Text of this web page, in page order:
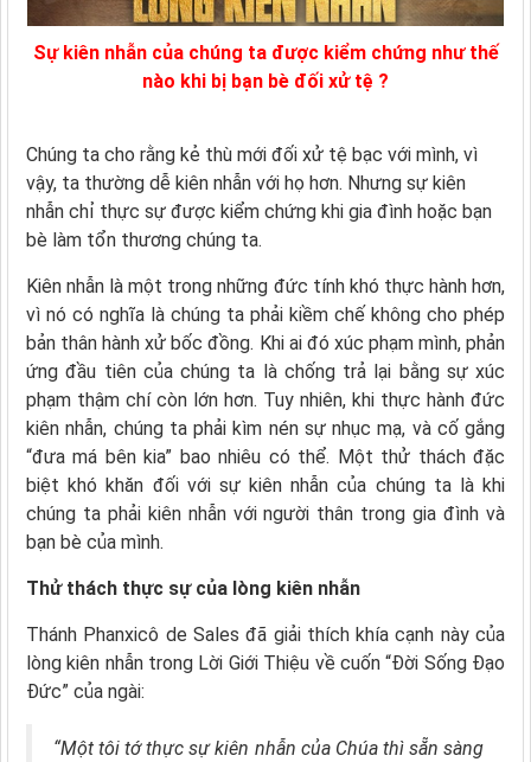
Sự kiên nhẫn của chúng ta được kiểm chứng như thế
nào khi bị bạn bè đối xử tệ ?
Chúng ta cho rằng kẻ thù mới đối xử tệ bạc với mình, vì
vậy, ta thường dễ kiên nhẫn với họ hơn. Nhưng sự kiên
nhẫn chỉ thực sự được kiểm chứng khi gia đình hoặc bạn
bè làm tổn thương chúng ta.
Kiên nhẫn là một trong những đức tính khó thực hành hơn,
vì nó có nghĩa là chúng ta phải kiềm chế không cho phép
bản thân hành xử bốc đồng. Khi ai đó xúc phạm mình, phản
ứng đầu tiên của chúng ta là chống trả lại bằng sự xúc
phạm thậm chí còn lớn hơn. Tuy nhiên, khi thực hành đức
kiên nhẫn, chúng ta phải kìm nén sự nhục mạ, và cố gắng
“đưa má bên kia” bao nhiêu có thể. Một thử thách đặc
biệt khó khăn đối với sự kiên nhẫn của chúng ta là khi
chúng ta phải kiên nhẫn với người thân trong gia đình và
bạn bè của mình.
Thử thách thực sự của lòng kiên nhẫn
Thánh Phanxicô de Sales đã giải thích khía cạnh này của
lòng kiên nhẫn trong Lời Giới Thiệu về cuốn “Đời Sống Đạo
Đức” của ngài:
“Một tôi tớ thực sự kiên nhẫn của Chúa thì sẵn sàng